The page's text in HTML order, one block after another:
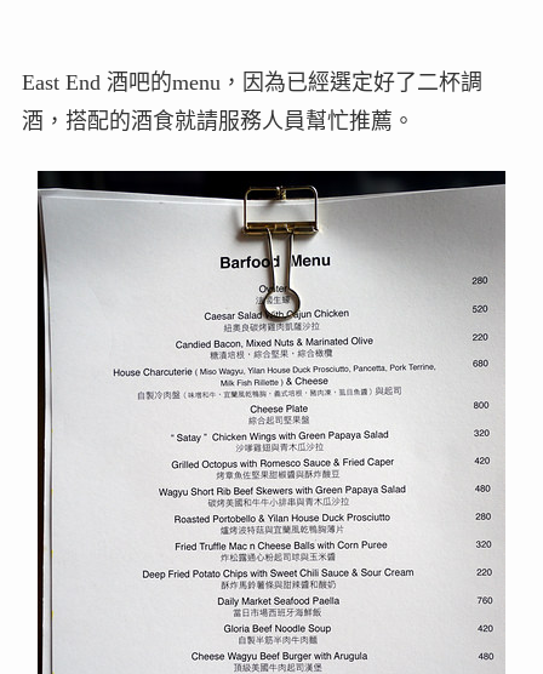
East End 酒吧的menu，因為已經選定好了二杯調
酒，搭配的酒食就請服務人員幫忙推薦。